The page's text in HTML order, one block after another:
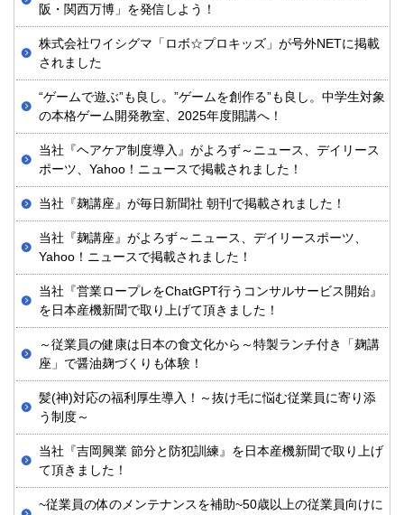
阪・関西万博」を発信しよう！
株式会社ワイシグマ「ロボ☆プロキッズ」が号外NETに掲載
されました
“ゲームで遊ぶ”も良し。”ゲームを創作る”も良し。中学生対象
の本格ゲーム開発教室、2025年度開講へ！
当社『ヘアケア制度導入』がよろず～ニュース、デイリース
ポーツ、Yahoo！ニュースで掲載されました！
当社『麹講座』が毎日新聞社 朝刊で掲載されました！
当社『麹講座』がよろず～ニュース、デイリースポーツ、
Yahoo！ニュースで掲載されました！
当社『営業ロープレをChatGPT行うコンサルサービス開始』
を日本産機新聞で取り上げて頂きました！
～従業員の健康は日本の食文化から～特製ランチ付き「麹講
座」で醤油麹づくりも体験！
髪(神)対応の福利厚生導入！～抜け毛に悩む従業員に寄り添
う制度～
当社『吉岡興業 節分と防犯訓練』を日本産機新聞で取り上げ
て頂きました！
~従業員の体のメンテナンスを補助~50歳以上の従業員向けに